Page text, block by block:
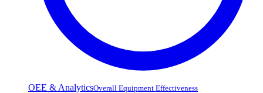
OEE & AnalyticsOverall Equipment Effectiveness